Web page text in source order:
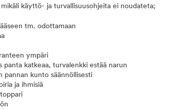
käyttö- ja turvallisuusohjeita ei noudateta;
tm. odottamaan
ympäri
panta katkeaa, turvalenkki estää narun
pannan kunto säännöllisesti
ja ihmisiä